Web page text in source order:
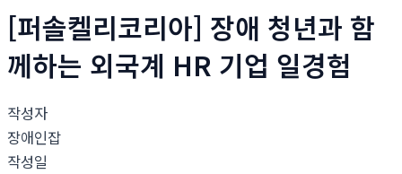
[퍼솔켈리코리아] 장애 청년과 함
께하는 외국계 HR 기업 일경험
작성자
장애인잡
작성일